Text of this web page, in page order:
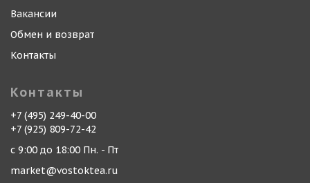
Вакансии
Обмен и возврат
Контакты
Контакты
+7 (495) 249-40-00
+7 (925) 809-72-42
с 9:00 до 18:00 Пн. - Пт
market@vostoktea.ru